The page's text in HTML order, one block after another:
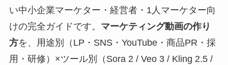
い中小企業マーケター・経営者・1人マーケター向
けの完全ガイドです。 マーケティング動画の作り
方を、用途別（LP・SNS・YouTube・商品PR・採
用・研修）×ツール別（Sora 2 / Veo 3 / Kling 2.5 /